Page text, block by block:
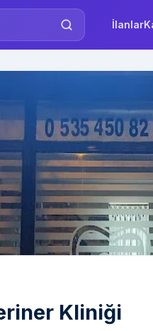
İlanlar
Kliniği